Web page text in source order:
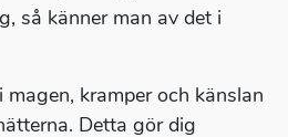
så känner man av det i
kramper och känslan
Detta gör dig